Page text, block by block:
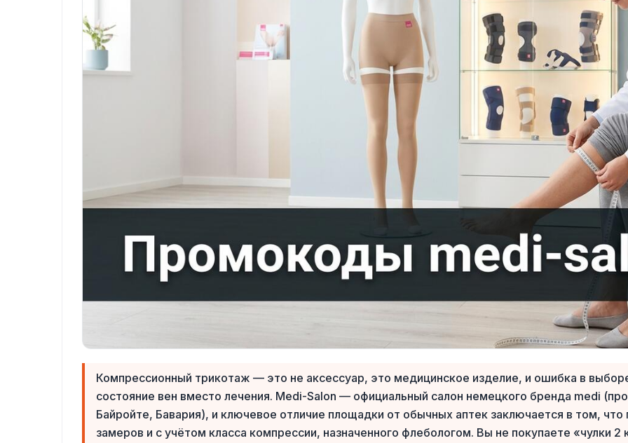
Компрессионный трикотаж — это не аксессуар, это медицинское изделие, и ошибка в
состояние вен вместо лечения. Medi-Salon — официальный салон немецкого бренда medi
Байройте, Бавария), и ключевое отличие площадки от обычных аптек заключается в том,
замеров и с учётом класса компрессии, назначенного флебологом. Вы не покупаете «чулки 2